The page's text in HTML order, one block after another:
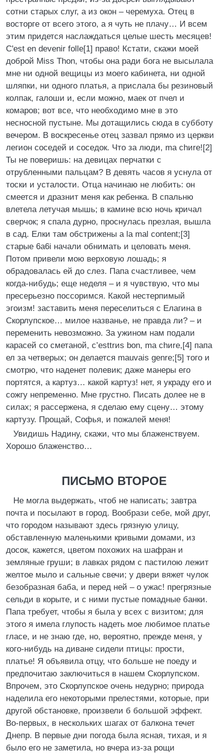
сотни старых слуг, а из окон – черемуха. Отец в
восторге от всего этого, а я чуть не плачу… И всем
этим придется наслаждаться целые шесть месяцев!
C'est en devenir folle[1] право! Кстати, скажи моей
доброй Miss Thon, чтобы она ради бога не высылала
мне ни одной вещицы из моего кабинета, ни одной
шляпки, ни одного платья, а прислала бы резиновый
колпак, галоши и, если можно, маек от пчел и
комаров; вот все, что необходимо мне в это
несносной пустыне. Мы дотащились сюда в субботу
вечером. В воскресенье отец зазвал прямо из церкви
легион соседей и соседок. Что за люди, ma chиre![2]
Ты не поверишь: на девицах перчатки с
отрубленными пальцам? В девять часов я уснула от
тоски и усталости. Отца начинаю не любить: он
смеется и дразнит меня как ребенка. В спальню
влетела летучая мышь; в камине всю ночь кричал
сверчок; я спала дурно, проснулась презлая, вышла
в сад. Елки там обстрижены a la mal content;[3]
старые 6a6i начали обнимать и целовать меня.
Потом привели мою верховую лошадь; я
обрадовалась ей до слез. Папa счастливее, чем
когда-нибудь; еще неделя – и я чувствую, что мы
пресерьезно поссоримся. Какой нестерпимый
эгоизм! заставить меня переселиться с Елагина в
Скорлупское… милое названье, не правда ли? – и
переменить невозможно. За ужином нам подали
карасей со сметаной, с’esttrиs bon, ma chиre,[4] папa
ел за четверых; он делается mauvais genre;[5] того и
смотрю, что наденет полевик; даже манеры его
портятся, а картуз… какой картуз! нет, я украду его и
сожгу непременно. Мне грустно. Писать долее не в
силах; я рассержена, я сделаю ему сцену… этому
картузу. Прощай, Софья, и пожалей меня!
Увидишь Надину, скажи, что мы блаженствуем.
Хорошо блаженство…
ПИСЬМО ВТОРОЕ
Не могла выдержать, чтоб не написать; завтра
почта и посылают в город. Вообрази себе, мой друг,
что городом называют здесь грязную улицу,
обставленную маленькими кривыми домами, из
досок, кажется, цветом похожих на шафран и
земляные груши; в лавках рядом с пастилою лежит
желтое мыло и сальные свечи; у двери вяжет чулок
безобразная баба, и перед ней – о ужас! прегрязные
сельди в корыте, и с ними пустые помадные банки.
Папa требует, чтобы я была у всех с визитом; для
этого я имела глупость надеть мое любимое платье
гласе, и не знаю где, но, вероятно, прежде меня, у
кого-нибудь на диване сидели птицы: прости,
платье! Я объявила отцу, что больше не поеду и
предпочитаю заключиться в нашем Скорлупском.
Впрочем, это Скорлупское очень недурно; природа
наделила его некоторыми прелестями, которые, при
другой обстановке, произвели б большой эффект.
Во-первых, в нескольких шагах от балкона течет
Днепр. В первые дни погода была ясная, тихая, и я
было его не заметила, но вчера из-за рощи